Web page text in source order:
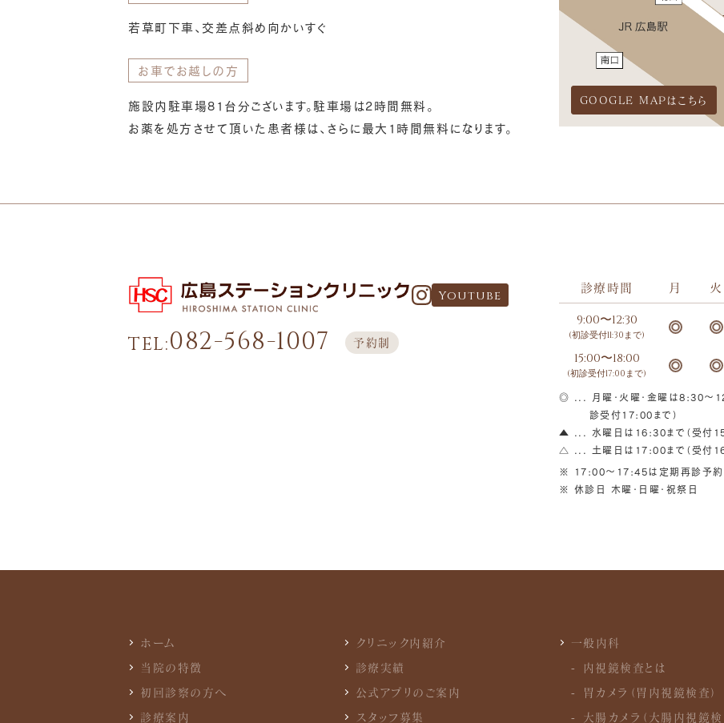
若草町下車、交差点斜め向かいすぐ
お車でお越しの方
施設内駐車場81台分ございます。駐車場は2時間無料。
お薬を処方させて頂いた患者様は、さらに最大1時間無料になります。
GOOGLE MAPはこちら
Youtube
TEL:082-568-1007 予約制
診療時間 月 火
9:00〜12:30
(初診受付11:30まで)
15:00〜18:00
(初診受付17:00まで)
◎ ... 月曜・火曜・金曜は8:30～
診受付17:00まで）
▲ ... 水曜日は16:30まで（受付
△ ... 土曜日は17:00まで（受付
※ 17:00〜17:45は定期再診予約
※ 休診日 木曜・日曜・祝祭日
ホーム
当院の特徴
初回診察の方へ
診療案内
クリニック内紹介
診療実績
公式アプリのご案内
スタッフ募集
一般内科
内視鏡検査とは
胃カメラ（胃内視鏡検査）
大腸カメラ（大腸内視鏡検